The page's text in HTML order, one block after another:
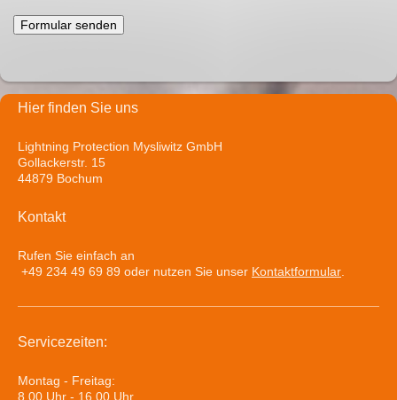
Hier finden Sie uns
Lightning Protection Mysliwitz GmbH
Gollackerstr. 15
44879 Bochum
Kontakt
Rufen Sie einfach an
+49 234 49 69 89 oder nutzen Sie unser Kontaktformular
Servicezeiten:
Montag - Freitag:
8.00 Uhr - 16.00 Uhr